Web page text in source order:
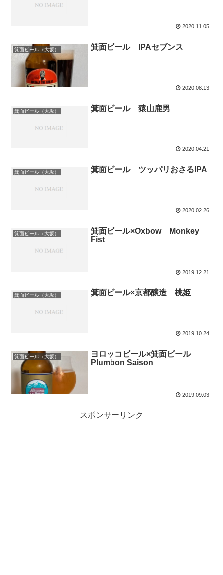
2020.11.05
箕面ビール（大坂） 箕面ビール IPAセブンス
2020.08.13
箕面ビール（大坂） 箕面ビール 猿山鹿男
2020.04.21
箕面ビール（大坂） 箕面ビール ツッパリおさるIPA
2020.02.26
箕面ビール（大坂）
箕面ビール×Oxbow Monkey
Fist
2019.12.21
箕面ビール（大坂） 箕面ビール×京都醸造 桃姫
2019.10.24
箕面ビール（大坂）
ヨロッコビール×箕面ビール
Plumbon Saison
2019.09.03
スポンサーリンク